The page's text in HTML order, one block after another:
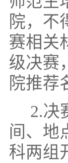
院，不
赛相关
级决赛
院推荐
2.决
间、地
科两组